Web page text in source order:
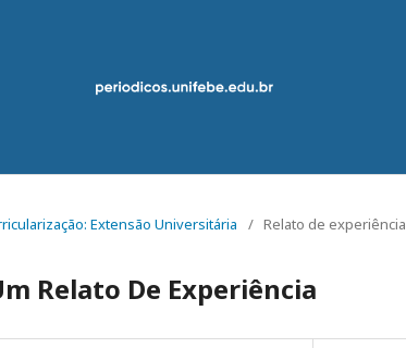
Extensão Universitária / Relato de experiência
Relato De Experiência